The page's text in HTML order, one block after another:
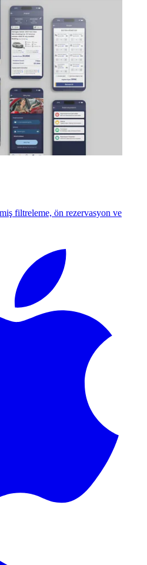
filtreleme, ön rezervasyon ve